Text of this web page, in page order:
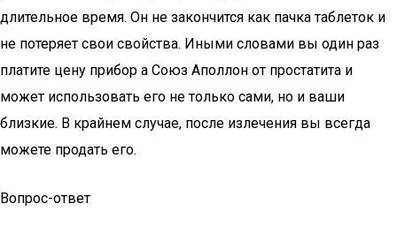
длительное время. Он не закончится как пачка таблеток и
не потеряет свои свойства. Иными словами вы один раз
платите цену прибор а Союз Аполлон от простатита и
может использовать его не только сами, но и ваши
близкие. В крайнем случае, после излечения вы всегда
можете продать его.
Вопрос-ответ